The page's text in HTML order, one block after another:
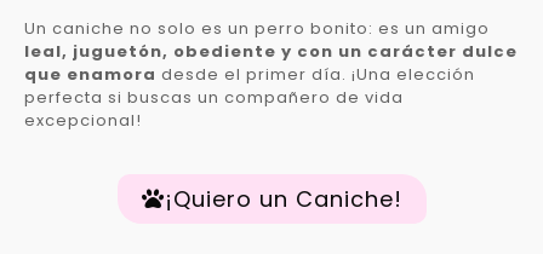
Un caniche no solo es un perro bonito: es un amigo
leal, juguetón, obediente y con un carácter dulce
que enamora desde el primer día. ¡Una elección
perfecta si buscas un compañero de vida
excepcional!
¡Quiero un Caniche!